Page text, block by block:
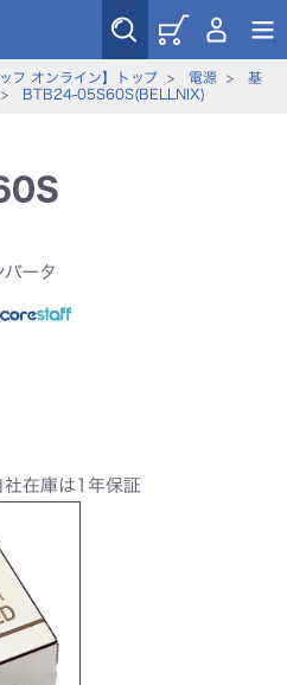
フ オンライン】トップ> 電源 > 基
BTB24-05S60S(BELLNIX)
ータ
在庫は1年保証